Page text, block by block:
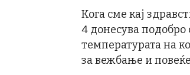
Кога сме кај
4 донесува
температурата на
за вежбање и